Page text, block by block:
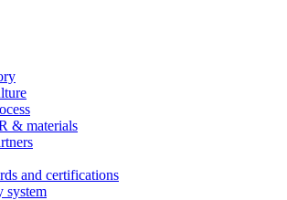
& materials
and certifications
system